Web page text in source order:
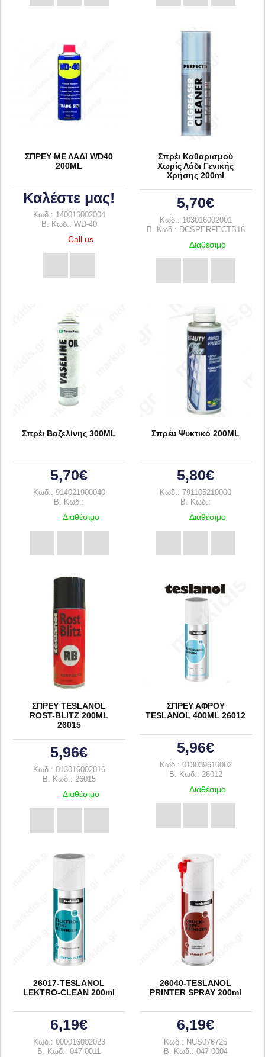
ΣΠΡΕΥ ΜΕ ΛΑΔΙ WD40
200ML
Καλέστε μας!
Κωδ.: 140016002004
B. Κωδ.: WD-40
Call us
Σπρέι Καθαρισμού
Χωρίς Λάδι Γενικής
Χρήσης 200ml
5,70€
Κωδ.: 103016002001
B. Κωδ.: DCSPERFECTB16
Διαθέσιμο
Σπρέι Βαζελίνης 300ML
5,70€
Κωδ.: 914021900040
B. Κωδ.:
Διαθέσιμο
Σπρέυ Ψυκτικό 200ML
5,80€
Κωδ.: 791105210000
B. Κωδ.:
Διαθέσιμο
ΣΠΡΕΥ TESLANOL
ROST-BLITZ 200ML
26015
5,96€
Κωδ.: 013016002016
B. Κωδ.: 26015
Διαθέσιμο
ΣΠΡΕΥ ΑΦΡΟΥ
TESLANOL 400ML 26012
5,96€
Κωδ.: 013039610002
B. Κωδ.: 26012
Διαθέσιμο
26017-TESLANOL
LEKTRO-CLEAN 200ml
6,19€
Κωδ.: 000016002023
B. Κωδ.: 047-0011
26040-TESLANOL
PRINTER SPRAY 200ml
6,19€
Κωδ.: NUS076725
B. Κωδ.: 047-0004